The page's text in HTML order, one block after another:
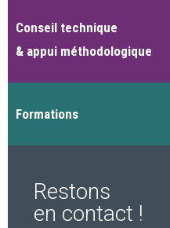
Conseil technique
& appui méthodologique
Formations
Restons
en contact !